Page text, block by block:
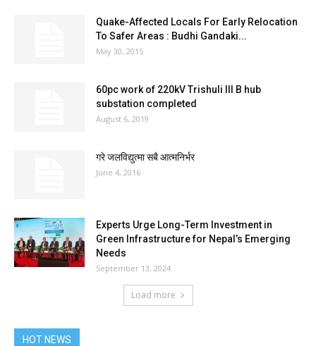
Quake-Affected Locals For Early Relocation
To Safer Areas : Budhi Gandaki...
May 30, 2015
60pc work of 220kV Trishuli III B hub
substation completed
August 6, 2019
गरे जलविद्युत्मा सबै आत्मनिर्भर
June 4, 2016
Experts Urge Long-Term Investment in
Green Infrastructure for Nepal’s Emerging
Needs
September 13, 2024
Load more
HOT NEWS